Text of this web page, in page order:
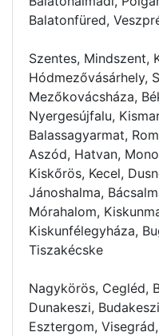
Balatonfüred,
Szentes, Mindszent,
Hódmezővásárhely,
Mezőkovácsháza,
Nyergesújfalu,
Balassagyarmat,
Aszód, Hatvan,
Kiskőrös, Kecel,
Jánoshalma,
Mórahalom,
Kiskunfélegyháza,
Tiszakécske
Nagykörös, Cegléd,
Dunakeszi,
Esztergom,